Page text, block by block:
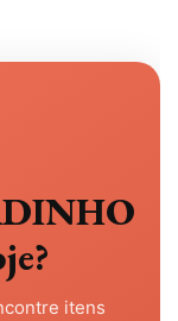
itens